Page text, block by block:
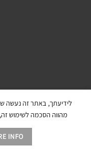
מהווה הסכמה לשימוש זה,
INFO